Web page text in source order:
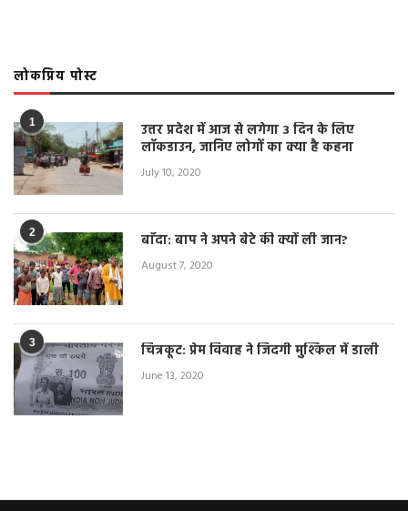
लोकप्रिय पोस्ट
1
उत्तर प्रदेश में आज से लगेगा 3 दिन के लिए
लॉकडाउन, जानिए लोगों का क्या है कहना
July 10, 2020
2 बाँदा: बाप ने अपने बेटे की क्यों ली जान?
August 7, 2020
3 चित्रकूट: प्रेम विवाह ने जिंदगी मुश्किल में डाली
June 13, 2020